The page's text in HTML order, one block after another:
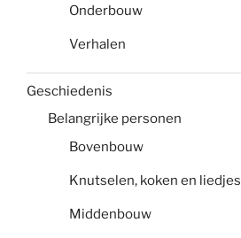
Onderbouw
Verhalen
Geschiedenis
Belangrijke personen
Bovenbouw
Knutselen, koken en liedjes
Middenbouw